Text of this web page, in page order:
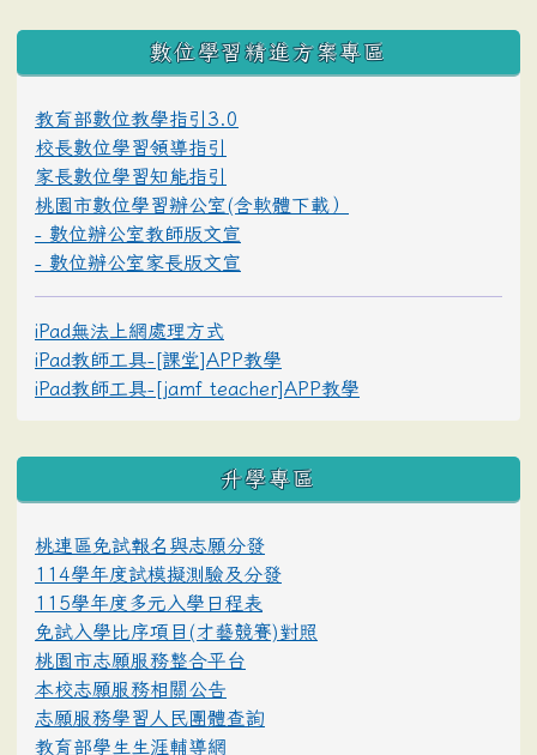
數位學習精進方案專區
教育部數位教學指引3.0
校長數位學習領導指引
家長數位學習知能指引
桃園市數位學習辦公室(含軟體下載）
- 數位辦公室教師版文宣
- 數位辦公室家長版文宣
iPad無法上網處理方式
iPad教師工具-[課堂]APP教學
iPad教師工具-[jamf teacher]APP教學
升學專區
桃連區免試報名與志願分發
114學年度試模擬測驗及分發
115學年度多元入學日程表
免試入學比序項目(才藝競賽)對照
桃園市志願服務整合平台
本校志願服務相關公告
志願服務學習人民團體查詢
教育部學生生涯輔導網